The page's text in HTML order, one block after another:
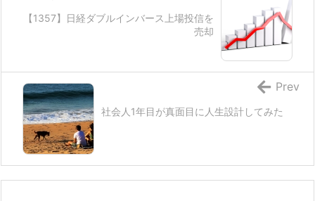
【1357】日経ダブルインバース上場投信を
売却
社会人1年目が真面目に人生設計してみた
Prev